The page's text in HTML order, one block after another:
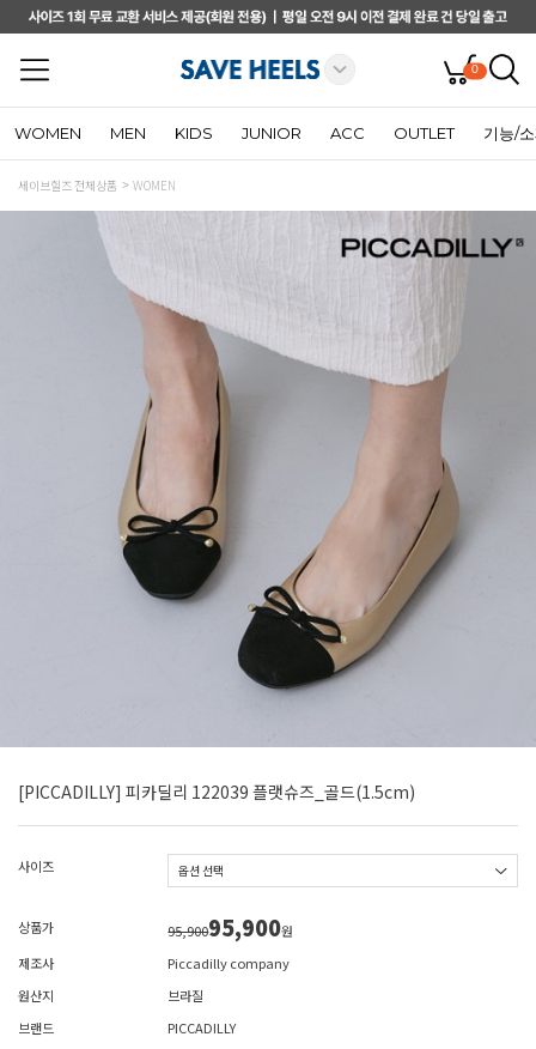
0
WOMEN MEN KIDS JUNIOR ACC OUTLET 기능/
세이브힐즈 전체상품 WOMEN
[PICCADILLY] 피카딜리 122039 플랫슈즈_골드(1.5cm)
사이즈
상품가 95,90095,900원
제조사
Piccadilly company
원산지
브라질
브랜드
PICCADILLY